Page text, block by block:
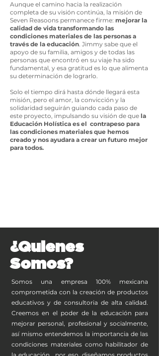
Aunque el camino hacia la realización
completa de su visión continúa, la misión de
Seven Reasoons permanece firme: mejorar la
calidad de vida transformando las
condiciones materiales de las personas a
través de la educación. Jimmy sabe que el
apoyo de su familia, amigos y de todas las
personas que encontró en su viaje ha sido
fundamental, y esa gratitud es lo que alimenta
su determinación de lograrlo.
Solo el tiempo dirá hasta dónde llegará esta
misión, pero el amor, la convicción y la
solidaridad seguirán guiando cada paso de
este proyecto, impulsando su visión de que la
Educación Holística es el contrapeso para
las condiciones materiales que hemos
creado y nos ayudara a crear un futuro mejor
para todos.
¿Quienes
Somos?
Somos una empresa 100% mexicana
comprometida con la creación de productos
educativos y de consultoria de alta calidad.
Creemos en el poder de la educación para
mejorar personal, profesional y socialmente,
así mismo entendemos la importancia de las
condiciones materiales como habilitador de